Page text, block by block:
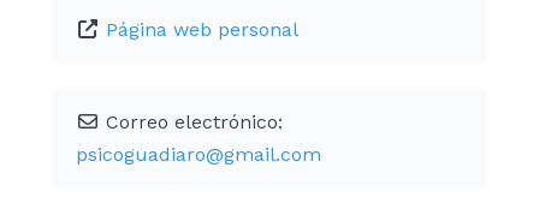
Página web personal
Correo electrónico:
psicoguadiaro@gmail.com